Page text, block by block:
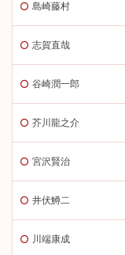
島崎藤村
志賀直哉
谷崎潤一郎
芥川龍之介
宮沢賢治
井伏鱒二
川端康成